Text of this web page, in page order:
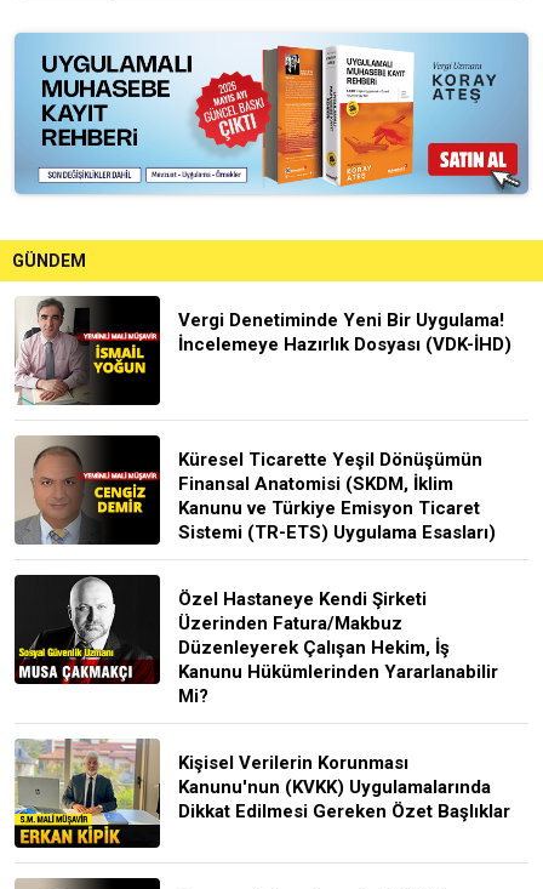
GÜNDEM
Vergi Denetiminde Yeni Bir Uygulama!
İncelemeye Hazırlık Dosyası (VDK-İHD)
Küresel Ticarette Yeşil Dönüşümün
Finansal Anatomisi (SKDM, İklim
Kanunu ve Türkiye Emisyon Ticaret
Sistemi (TR-ETS) Uygulama Esasları)
Özel Hastaneye Kendi Şirketi
Üzerinden Fatura/Makbuz
Düzenleyerek Çalışan Hekim, İş
Kanunu Hükümlerinden Yararlanabilir
Mi?
Kişisel Verilerin Korunması
Kanunu'nun (KVKK) Uygulamalarında
Dikkat Edilmesi Gereken Özet Başlıklar